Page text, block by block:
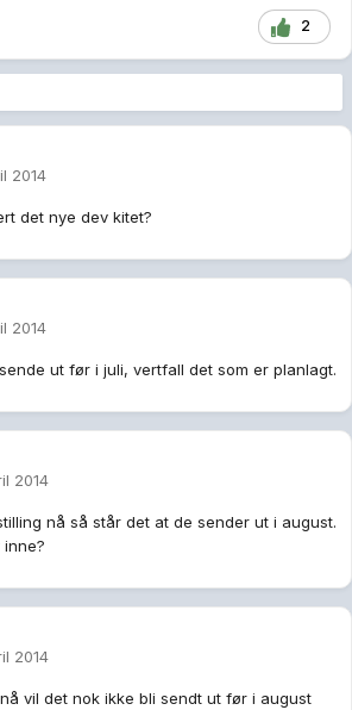
2
2014
det nye dev kitet?
2014
ut før i juli, vertfall det som er planlagt.
2014
nå så står det at de sender ut i august.
inne?
2014
vil det nok ikke bli sendt ut før i august